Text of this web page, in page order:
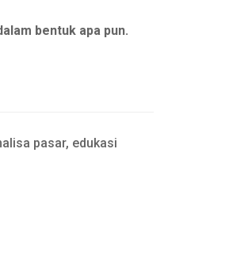
bentuk apa pun.
pasar, edukasi